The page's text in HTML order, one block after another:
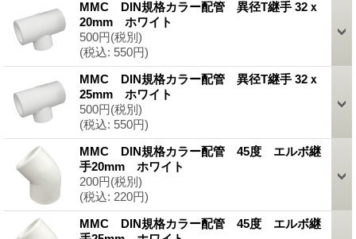
MMC DIN規格カラー配管 異径T継手 32ｘ
20mm ホワイト
500円(税別)
(税込: 550円)
MMC DIN規格カラー配管 異径T継手 32ｘ
25mm ホワイト
500円(税別)
(税込: 550円)
MMC DIN規格カラー配管 45度 エルボ継
手20mm ホワイト
200円(税別)
(税込: 220円)
MMC DIN規格カラー配管 45度 エルボ継